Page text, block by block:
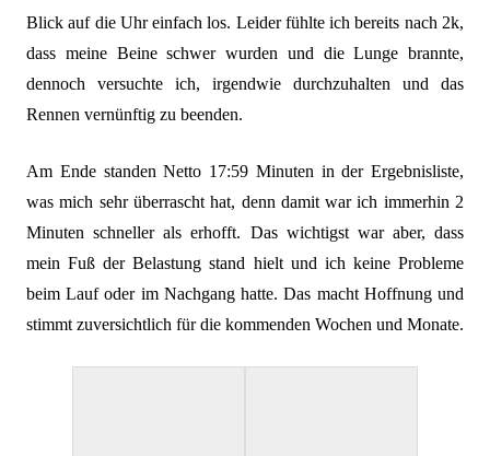
Blick auf die Uhr einfach los. Leider fühlte ich bereits nach 2k,
dass meine Beine schwer wurden und die Lunge brannte,
dennoch versuchte ich, irgendwie durchzuhalten und das
Rennen vernünftig zu beenden.
Am Ende standen Netto 17:59 Minuten in der Ergebnisliste,
was mich sehr überrascht hat, denn damit war ich immerhin 2
Minuten schneller als erhofft. Das wichtigst war aber, dass
mein Fuß der Belastung stand hielt und ich keine Probleme
beim Lauf oder im Nachgang hatte. Das macht Hoffnung und
stimmt zuversichtlich für die kommenden Wochen und Monate.